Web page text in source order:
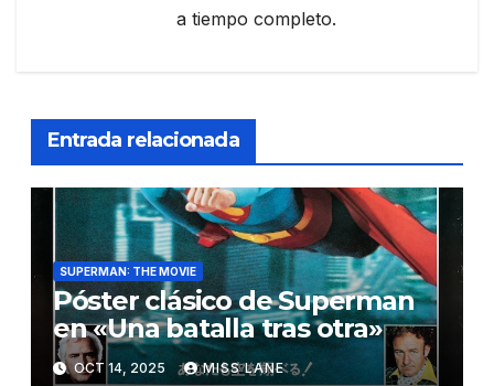
a tiempo completo.
Entrada relacionada
SUPERMAN: THE MOVIE
Póster clásico de Superman
en «Una batalla tras otra»
OCT 14, 2025 MISS LANE